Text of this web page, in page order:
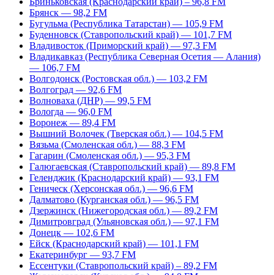
Брянск — 98,2 FM
Бугульма (Республика Татарстан) — 105,9 FM
Буденновск (Ставропольский край) — 101,7 FM
Владивосток (Приморский край) — 97,3 FM
Владикавказ (Республика Северная Осетия — Алания)
— 106,7 FM
Волгодонск (Ростовская обл.) — 103,2 FM
Волгоград — 92,6 FM
Волноваха (ДНР) — 99,5 FM
Вологда — 96,0 FM
Воронеж — 89,4 FM
Вышний Волочек (Тверская обл.) — 104,5 FM
Вязьма (Смоленская обл.) — 88,3 FM
Гагарин (Смоленская обл.) — 95,3 FM
Галюгаевская (Ставропольский край) — 89,8 FM
Геленджик (Краснодарский край) — 93,1 FM
Геническ (Херсонская обл.) — 96,6 FM
Далматово (Курганская обл.) — 96,5 FM
Дзержинск (Нижегородская обл.) — 89,2 FM
Димитровград (Ульяновская обл.) — 97,1 FM
Донецк — 102,6 FM
Ейск (Краснодарский край) — 101,1 FM
Екатеринбург — 93,7 FM
Ессентуки (Ставропольский край) – 89,2 FM